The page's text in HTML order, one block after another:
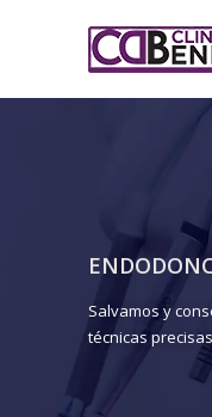
Salvamos y
técnicas